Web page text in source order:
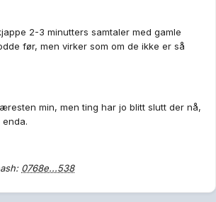
2-3 minutters samtaler med gamle
før, men virker som om de ikke er så
min, men ting har jo blitt slutt der nå,
0768e...538